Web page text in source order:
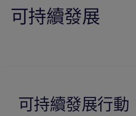
可持續發展
可持續發展行動